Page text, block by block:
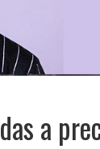
a